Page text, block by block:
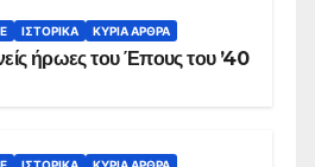
ΙΣΤΟΡΙΚΆ ΚΥΡΙΑ ΑΡΘΡΑ
ήρωες του Έπους του ’40